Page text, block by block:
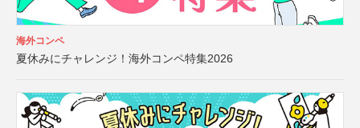
海外コンペ
夏休みにチャレンジ！海外コンペ特集2026